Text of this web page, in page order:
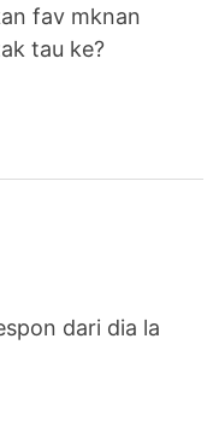
fav mknan
tau ke?
dari dia la